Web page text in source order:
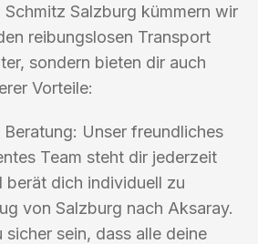
Salzburg kümmern wir
reibungslosen Transport
sondern bieten dir auch
Vorteile:
Unser freundliches
Team steht dir jederzeit
berät dich individuell zu
von Salzburg nach Aksaray.
sicher sein, dass alle deine